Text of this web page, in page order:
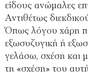
είδους ανώμαλες
Αντιθέτως
Όπως λόγου χάρη
εξωσυζυγική ή
γελάσω, σχέση και
τη «σχέση» του